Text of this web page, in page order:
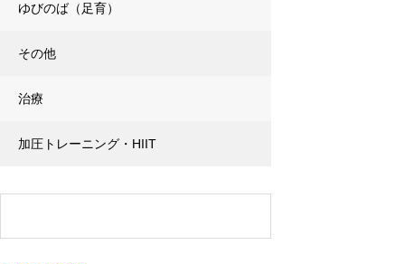
ゆびのば（足育）
その他
治療
加圧トレーニング・HIIT